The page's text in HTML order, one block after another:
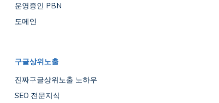
운영중인 PBN
도메인
구글상위노출
진짜구글상위노출 노하우
SEO 전문지식